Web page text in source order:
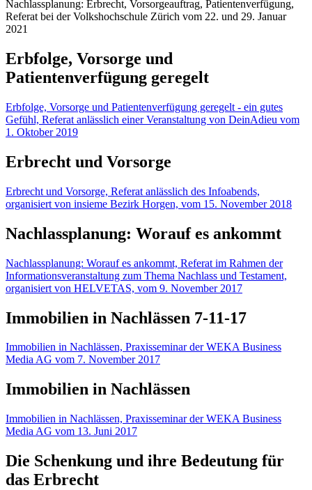
Nachlassplanung: Erbrecht, Vorsorgeauftrag, Patientenverfügung,
Referat bei der Volkshochschule Zürich vom 22. und 29. Januar
2021
Erbfolge, Vorsorge und
Patientenverfügung geregelt
Erbfolge, Vorsorge und Patientenverfügung geregelt - ein gutes
Gefühl, Referat anlässlich einer Veranstaltung von DeinAdieu vom
1. Oktober 2019
Erbrecht und Vorsorge
Erbrecht und Vorsorge, Referat anlässlich des Infoabends,
organisiert von insieme Bezirk Horgen, vom 15. November 2018
Nachlassplanung: Worauf es ankommt
Nachlassplanung: Worauf es ankommt, Referat im Rahmen der
Informationsveranstaltung zum Thema Nachlass und Testament,
organisiert von HELVETAS, vom 9. November 2017
Immobilien in Nachlässen 7-11-17
Immobilien in Nachlässen, Praxisseminar der WEKA Business
Media AG vom 7. November 2017
Immobilien in Nachlässen
Immobilien in Nachlässen, Praxisseminar der WEKA Business
Media AG vom 13. Juni 2017
Die Schenkung und ihre Bedeutung für
das Erbrecht